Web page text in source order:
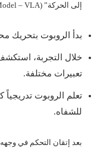
إلى الحركة” (Vision-to-Action Language Model – VLA).
بدأ الروبوت بتحريك
خلال التجربة،
تعبيرات مختلفة.
تعلم الروبوت
للشفاه.
بعد إتقان التحكم في